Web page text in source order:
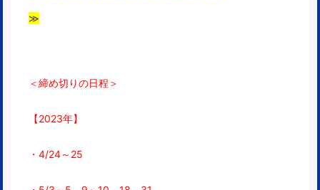
≫
＜締め切りの日程＞
【2023年】
・4/24～25